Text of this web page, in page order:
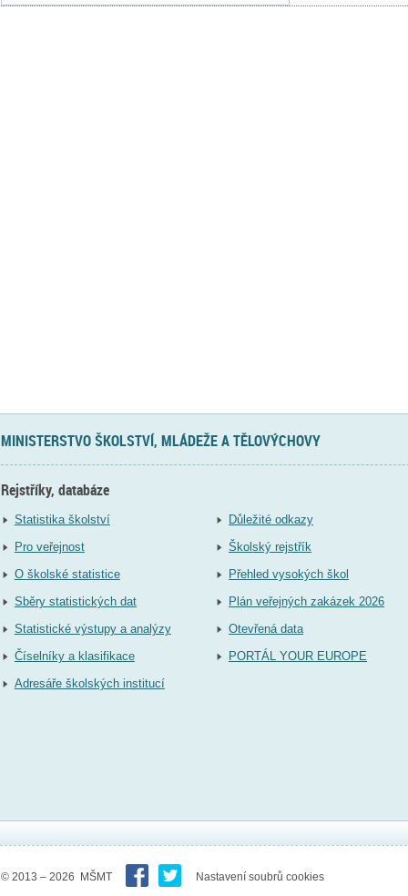
MINISTERSTVO ŠKOLSTVÍ, MLÁDEŽE A TĚLOVÝCHOVY
Rejstříky, databáze
Statistika školství
Pro veřejnost
O školské statistice
Sběry statistických dat
Statistické výstupy a analýzy
Číselníky a klasifikace
Adresáře školských institucí
Důležité odkazy
Školský rejstřík
Přehled vysokých škol
Plán veřejných zakázek 2026
Otevřená data
PORTÁL YOUR EUROPE
© 2013 – 2026 MŠMT Nastavení soubrů cookies